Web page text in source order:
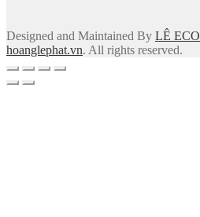
Designed and Maintained By LÊ ECO
hoanglephat.vn. All rights reserved.